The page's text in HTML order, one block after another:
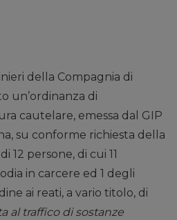
della Compagnia di
un’ordinanza di
cautelare, emessa dal GIP
su conforme richiesta della
12 persone, di cui 11
in carcere ed 1 degli
ai reati, a vario titolo, di
al traffico di sostanze